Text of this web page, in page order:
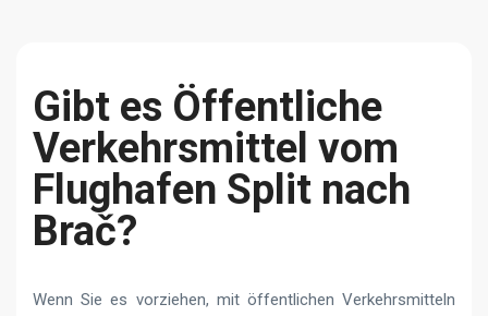
Gibt es Öffentliche
Verkehrsmittel vom
Flughafen Split nach
Brač?
Wenn Sie es vorziehen, mit öffentlichen Verkehrsmitteln